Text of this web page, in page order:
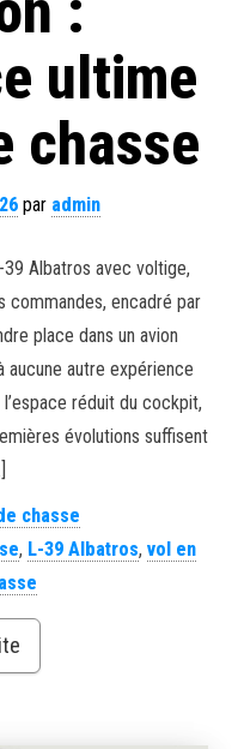
ultime
chasse
par admin
Albatros avec voltige,
commandes, encadré par
place dans un avion
autre expérience
réduit du cockpit,
évolutions suffisent
chasse
, L-39 Albatros, vol en